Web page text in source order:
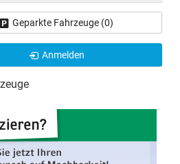
Geparkte Fahrzeuge (0)
Anmelden